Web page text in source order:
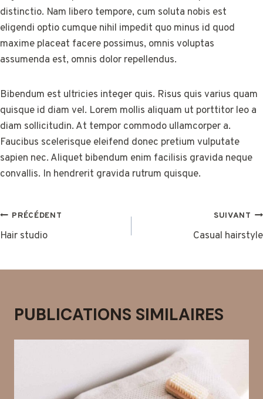
distinctio. Nam libero tempore, cum soluta nobis est
eligendi optio cumque nihil impedit quo minus id quod
maxime placeat facere possimus, omnis voluptas
assumenda est, omnis dolor repellendus.
Bibendum est ultricies integer quis. Risus quis varius quam
quisque id diam vel. Lorem mollis aliquam ut porttitor leo a
diam sollicitudin. At tempor commodo ullamcorper a.
Faucibus scelerisque eleifend donec pretium vulputate
sapien nec. Aliquet bibendum enim facilisis gravida neque
convallis. In hendrerit gravida rutrum quisque.
NAVIGATION
DE
PRÉCÉDENT
Hair studio
SUIVANT
Casual hairstyle
PUBLICATIONS SIMILAIRES